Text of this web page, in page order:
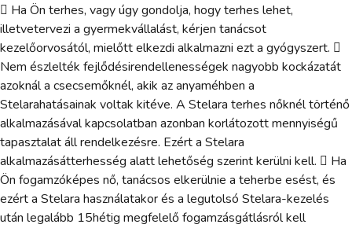
 Ha Ön terhes, vagy úgy gondolja, hogy terhes lehet,
illetvetervezi a gyermekvállalást, kérjen tanácsot
kezelőorvosától, mielőtt elkezdi alkalmazni ezt a gyógyszert. 
Nem észlelték fejlődésirendellenességek nagyobb kockázatát
azoknál a csecsemőknél, akik az anyaméhben a
Stelarahatásainak voltak kitéve. A Stelara terhes nőknél történő
alkalmazásával kapcsolatban azonban korlátozott mennyiségű
tapasztalat áll rendelkezésre. Ezért a Stelara
alkalmazásátterhesség alatt lehetőség szerint kerülni kell.  Ha
Ön fogamzóképes nő, tanácsos elkerülnie a teherbe esést, és
ezért a Stelara használatakor és a legutolsó Stelara-kezelés
után legalább 15hétig megfelelő fogamzásgátlásról kell